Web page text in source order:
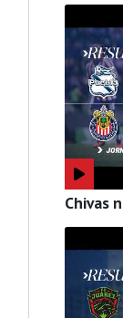
Chivas